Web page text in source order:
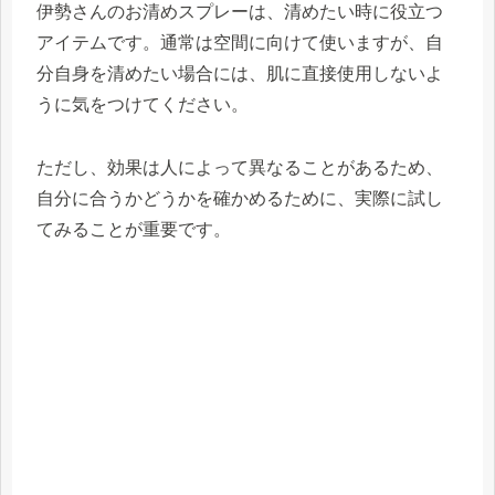
伊勢さんのお清めスプレーは、清めたい時に役立つ
アイテムです。通常は空間に向けて使いますが、自
分自身を清めたい場合には、肌に直接使用しないよ
うに気をつけてください。
ただし、効果は人によって異なることがあるため、
自分に合うかどうかを確かめるために、実際に試し
てみることが重要です。